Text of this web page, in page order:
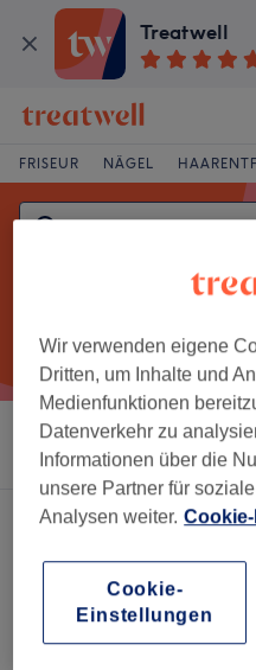
Treatwell
FRISEUR NÄGEL
Sortieren nach
Ein Salon, der anbietet: pediküre
Wir verwenden eigene
Dritten, um Inhalte und
Medienfunktionen
Datenverkehr zu
Informationen über die
unsere Partner für
Analysen weiter.
Cookie-
Einstellungen